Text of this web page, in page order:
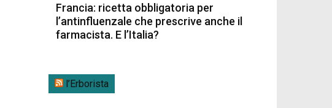
Francia: ricetta obbligatoria per
l’antinfluenzale che prescrive anche il
farmacista. E l’Italia?
l’Erborista